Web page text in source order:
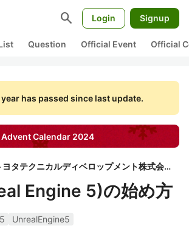
search Login Signup
Question Official Event Official
has passed since last update.
Advent Calendar 2024
トヨタテクニカルディベロップメント株式会社
Engine 5)の始め方
UnrealEngine5